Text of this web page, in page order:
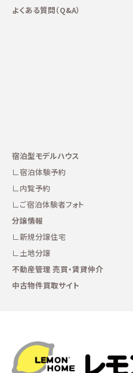
よくある質問（Q&A）
宿泊型モデルハウス
宿泊体験予約
内覧予約
ご宿泊体験者フォト
分譲情報
新規分譲住宅
土地分譲
不動産管理 売買・賃貸仲介
中古物件買取サイト